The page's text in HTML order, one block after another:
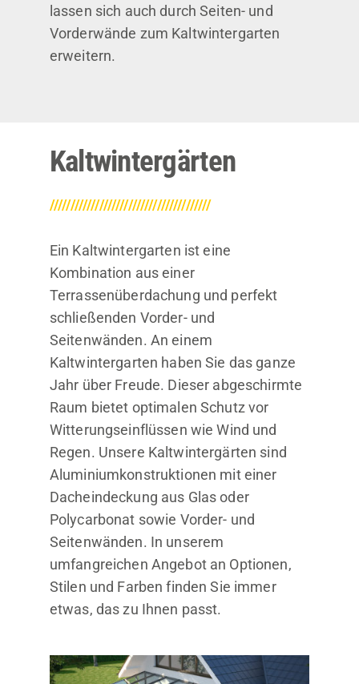
lassen sich auch durch Seiten- und
Vorderwände zum Kaltwintergarten
erweitern.
Kaltwintergärten
///////////////////////////////////////
Ein Kaltwintergarten ist eine
Kombination aus einer
Terrassenüberdachung und perfekt
schließenden Vorder- und
Seitenwänden. An einem
Kaltwintergarten haben Sie das ganze
Jahr über Freude. Dieser abgeschirmte
Raum bietet optimalen Schutz vor
Witterungseinflüssen wie Wind und
Regen. Unsere Kaltwintergärten sind
Aluminiumkonstruktionen mit einer
Dacheindeckung aus Glas oder
Polycarbonat sowie Vorder- und
Seitenwänden. In unserem
umfangreichen Angebot an Optionen,
Stilen und Farben finden Sie immer
etwas, das zu Ihnen passt.